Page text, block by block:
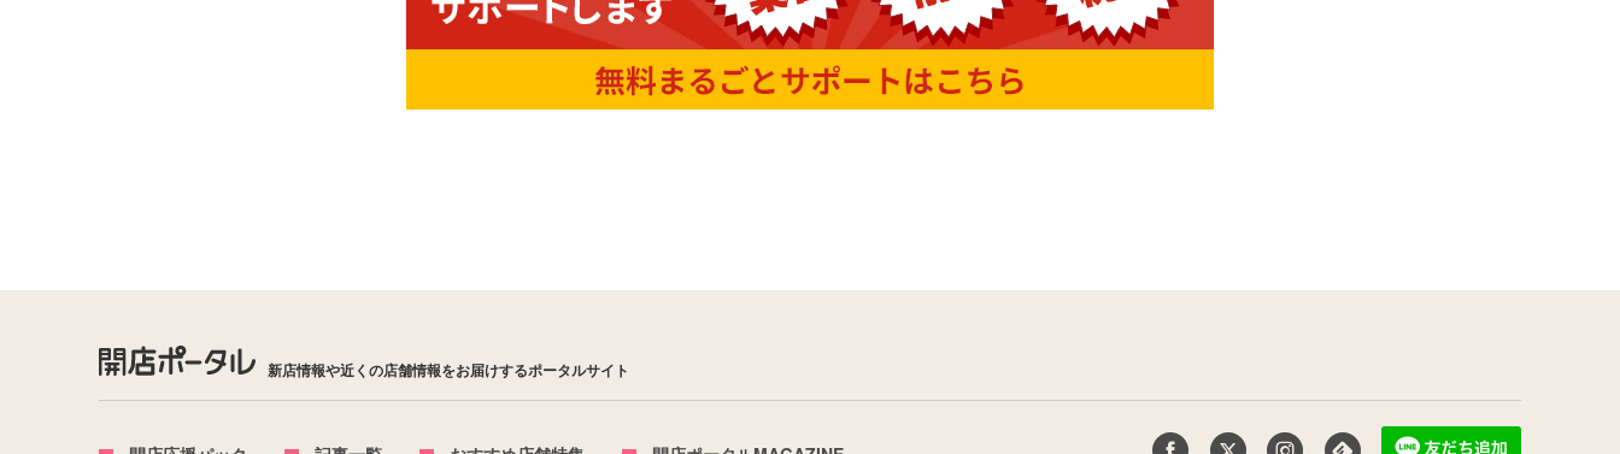
新店情報や近くの店舗情報をお届けするポータルサイト